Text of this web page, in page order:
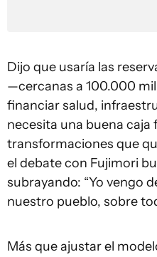
Dijo que usaría las
—cercanas a 100.000
financiar salud,
necesita una buena caja
transformaciones que
el debate con Fujimori
subrayando: “Yo vengo
nuestro pueblo, sobre
Más que ajustar el